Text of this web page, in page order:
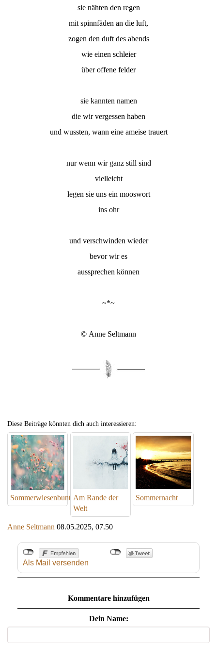
sie nähten den regen
mit spinnfäden an die luft,
zogen den duft des abends
wie einen schleier
über offene felder
sie kannten namen
die wir vergessen haben
und wussten, wann eine ameise trauert
nur wenn wir ganz still sind
vielleicht
legen sie uns ein mooswort
ins ohr
und verschwinden wieder
bevor wir es
aussprechen können
~*~
© Anne Seltmann
Diese Beiträge könnten dich auch interessieren:
Sommerwiesenbunt Am Rande der
Welt
Sommernacht
Anne Seltmann 08.05.2025, 07.50
Als Mail versenden
Kommentare hinzufügen
Dein Name: